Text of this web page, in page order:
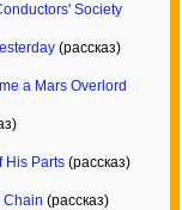
Society
(рассказ)
a Mars Overlord
His Parts (рассказ)
Chain (рассказ)